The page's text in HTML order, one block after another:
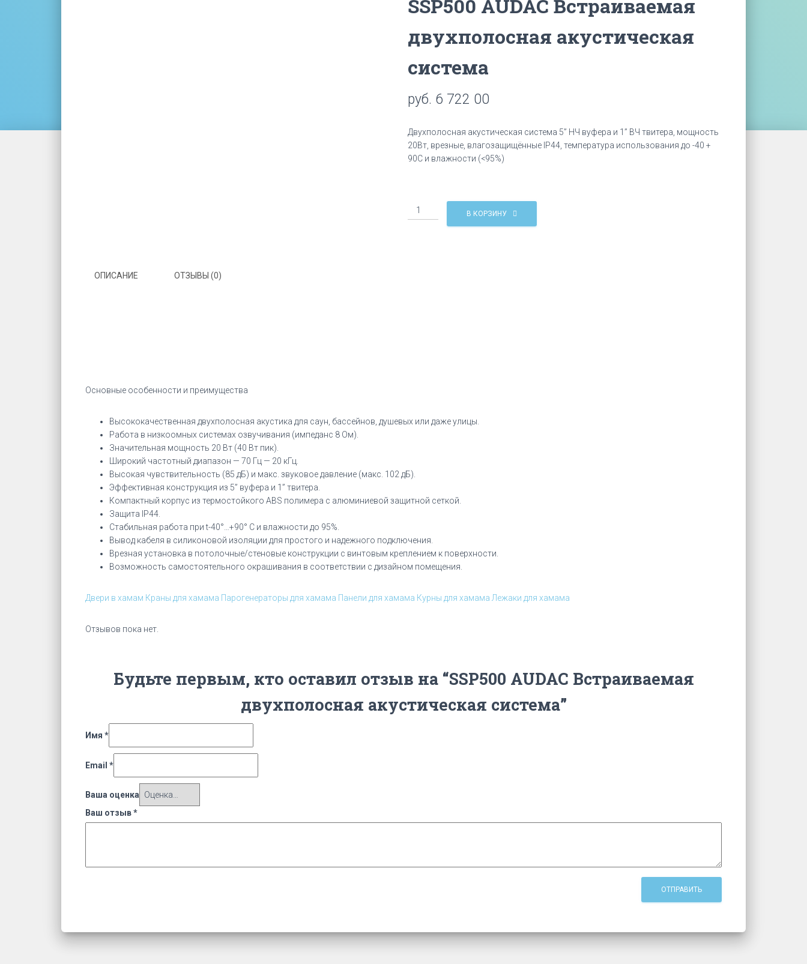
SSP500 AUDAC Встраиваемая
двухполосная акустическая
система
руб. 6 722 00
Двухполосная акустическая система 5” НЧ вуфера и 1” ВЧ твитера, мощность
20Вт, врезные, влагозащищённые IP44, температура использования до -40 +
90C и влажности (<95%)
Количество
SSP500
В КОРЗИНУ
ОПИСАНИЕ ОТЗЫВЫ (0)
Основные особенности и преимущества
Высококачественная двухполосная акустика для саун, бассейнов, душевых или даже улицы.
Работа в низкоомных системах озвучивания (импеданс 8 Ом).
Значительная мощность 20 Вт (40 Вт пик).
Широкий частотный диапазон — 70 Гц — 20 кГц.
Высокая чувствительность (85 дБ) и макс. звуковое давление (макс. 102 дБ).
Эффективная конструкция из 5” вуфера и 1” твитера.
Компактный корпус из термостойкого ABS полимера с алюминиевой защитной сеткой.
Защита IP44.
Стабильная работа при t-40°…+90° C и влажности до 95%.
Вывод кабеля в силиконовой изоляции для простого и надежного подключения.
Врезная установка в потолочные/стеновые конструкции с винтовым креплением к поверхности.
Возможность самостоятельного окрашивания в соответствии с дизайном помещения.
Двери в хамам Краны для хамама Парогенераторы для хамама Панели для хамама Курны для хамама Лежаки для хамама
Отзывов пока нет.
Будьте первым, кто оставил отзыв на “SSP500 AUDAC Встраиваемая
двухполосная акустическая система”
Имя *
Email *
Ваша оценка
Ваш отзыв*